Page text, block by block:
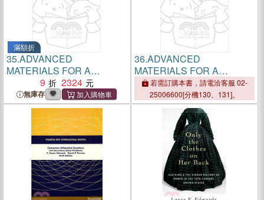
滿額折
35.ADVANCED
MATERIALS FOR A
SUSTAINABLE ENERGY
FUTURE
9 2324
無庫存
36.ADVANCED
MATERIALS FOR A
SUSTAINABLE ENERGY
FUTURE
若需訂購本書，請電洽客服 02-
25006600[分機130、131]。